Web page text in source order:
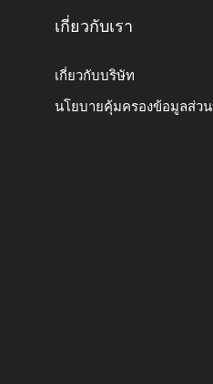
เกี่ยวกับเรา
เกี่ยวกับบริษัท
นโยบายคุ้มครองข้อมูลส่ว